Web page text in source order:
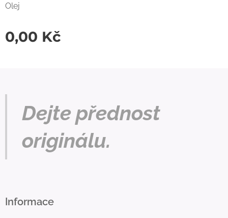
Olej
0,00 Kč
Dejte přednost
originálu.
Informace